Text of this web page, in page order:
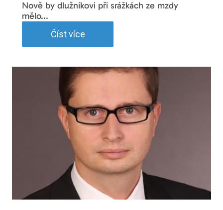
Nově by dlužníkovi při srážkách ze mzdy
mělo...
Číst více